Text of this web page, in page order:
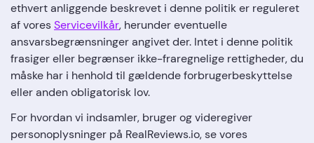
ethvert anliggende beskrevet i denne politik er reguleret
af voresServicevilkår, herunder eventuelle
ansvarsbegrænsninger angivet der. Intet i denne politik
frasiger eller begrænser ikke-fraregnelige rettigheder, du
måske har i henhold til gældende forbrugerbeskyttelse
eller anden obligatorisk lov.
For hvordan vi indsamler, bruger og videregiver
personoplysninger på RealReviews.io, se vores